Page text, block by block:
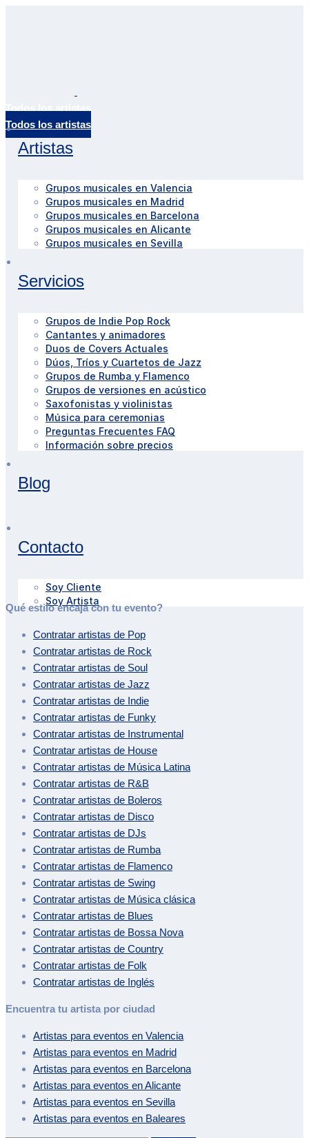
Artistas
Grupos musicales en Valencia
Grupos musicales en Madrid
Grupos musicales en Barcelona
Grupos musicales en Alicante
Grupos musicales en Sevilla
Servicios
Grupos de Indie Pop Rock
Cantantes y animadores
Duos de Covers Actuales
Dúos, Tríos y Cuartetos de Jazz
Grupos de Rumba y Flamenco
Grupos de versiones en acústico
Saxofonistas y violinistas
Música para ceremonias
Preguntas Frecuentes FAQ
Información sobre precios
Blog
Contacto
Soy Cliente
Soy Artista
Qué estilo encaja con tu evento?
Contratar artistas de Pop
Contratar artistas de Rock
Contratar artistas de Soul
Contratar artistas de Jazz
Contratar artistas de Indie
Contratar artistas de Funky
Contratar artistas de Instrumental
Contratar artistas de House
Contratar artistas de Música Latina
Contratar artistas de R&B
Contratar artistas de Boleros
Contratar artistas de Disco
Contratar artistas de DJs
Contratar artistas de Rumba
Contratar artistas de Flamenco
Contratar artistas de Swing
Contratar artistas de Música clásica
Contratar artistas de Blues
Contratar artistas de Bossa Nova
Contratar artistas de Country
Contratar artistas de Folk
Contratar artistas de Inglés
Encuentra tu artista por ciudad
Artistas para eventos en Valencia
Artistas para eventos en Madrid
Artistas para eventos en Barcelona
Artistas para eventos enAlicante
Artistas para eventos en Sevilla
Artistas para eventos en Baleares